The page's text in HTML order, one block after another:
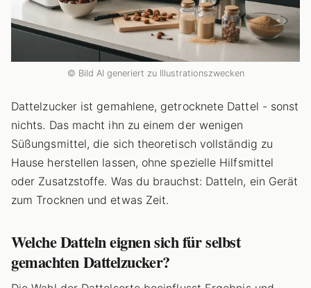
© Bild AI generiert zu Illustrationszwecken
Dattelzucker ist gemahlene, getrocknete Dattel - sonst
nichts. Das macht ihn zu einem der wenigen
Süßungsmittel, die sich theoretisch vollständig zu
Hause herstellen lassen, ohne spezielle Hilfsmittel
oder Zusatzstoffe. Was du brauchst: Datteln, ein Gerät
zum Trocknen und etwas Zeit.
Welche Datteln eignen sich für selbst
gemachten Dattelzucker?